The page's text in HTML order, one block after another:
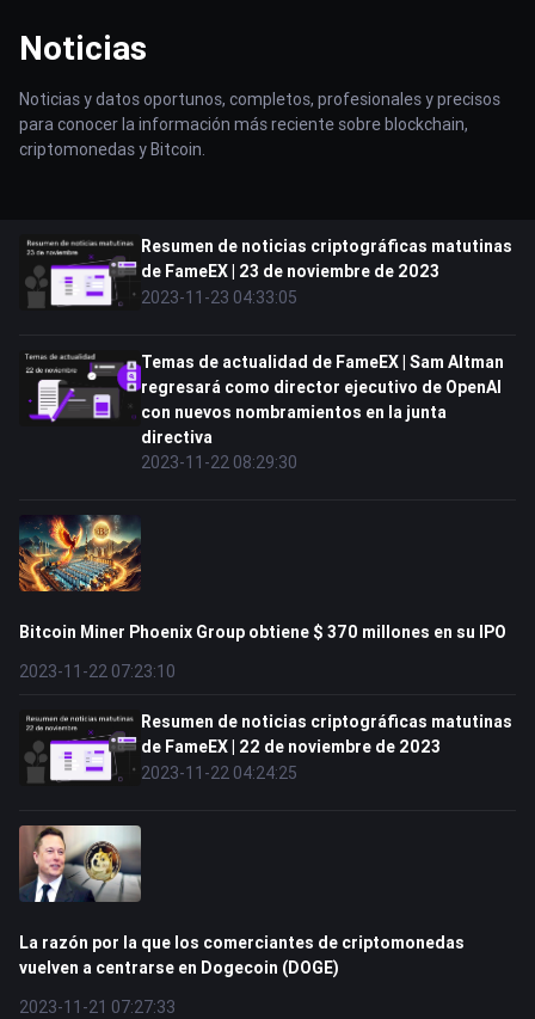
Noticias
Noticias y datos oportunos, completos, profesionales y precisos
para conocer la información más reciente sobre blockchain,
criptomonedas y Bitcoin.
Resumen de noticias criptográficas matutinas
de FameEX | 23 de noviembre de 2023
2023-11-23 04:33:05
Temas de actualidad de FameEX | Sam Altman
regresará como director ejecutivo de OpenAI
con nuevos nombramientos en la junta
directiva
2023-11-22 08:29:30
Bitcoin Miner Phoenix Group obtiene $ 370 millones en su IPO
2023-11-22 07:23:10
Resumen de noticias criptográficas matutinas
de FameEX | 22 de noviembre de 2023
2023-11-22 04:24:25
La razón por la que los comerciantes de criptomonedas
vuelven a centrarse en Dogecoin (DOGE)
2023-11-21 07:27:33